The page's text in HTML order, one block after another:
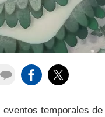
eventos temporales de